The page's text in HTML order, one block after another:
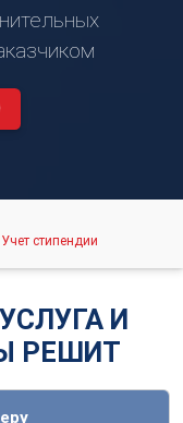
стипендии
И
РЕШИТ